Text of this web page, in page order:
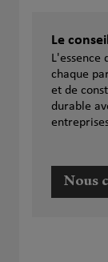
Le
chaque
et de
durable
Nous